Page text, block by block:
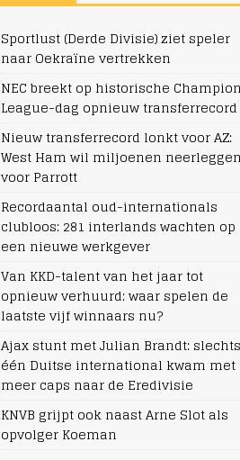
Sportlust (Derde Divisie) ziet speler
naar Oekraïne vertrekken
NEC breekt op historische
League-dag opnieuw transferrecord
Nieuw transferrecord lonkt voor AZ:
West Ham wil miljoenen neerleggen
voor Parrott
Recordaantal oud-internationals
clubloos: 281 interlands wachten op
een nieuwe werkgever
Van KKD-talent van het jaar tot
opnieuw verhuurd: waar spelen de
laatste vijf winnaars nu?
Ajax stunt met Julian Brandt: slechts
één Duitse international kwam met
meer caps naar de Eredivisie
KNVB grijpt ook naast Arne Slot als
opvolger Koeman